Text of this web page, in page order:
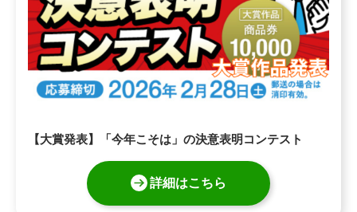
【大賞発表】「今年こそは」の決意表明コンテスト
詳細はこちら